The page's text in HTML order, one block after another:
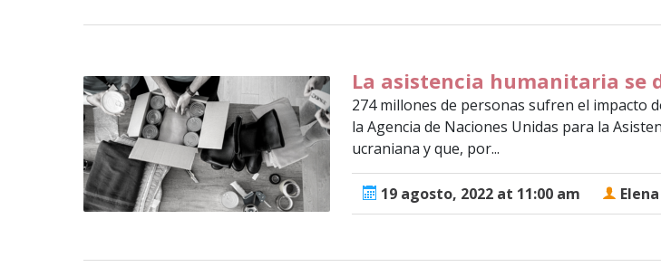
La asistencia humanitaria se
274 millones de personas sufren el impacto
la Agencia de Naciones Unidas para la
ucraniana y que, por...
19 agosto, 2022 at 11:00 am Elena